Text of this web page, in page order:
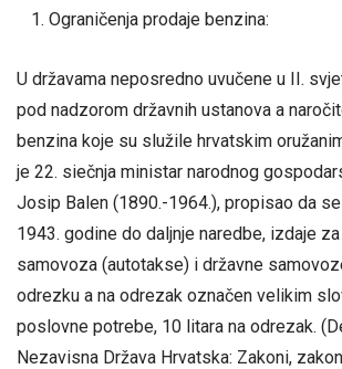
Ograničenja prodaje benzina:
U državama neposredno uvučene u II.
pod nadzorom državnih ustanova a
benzina koje su služile hrvatskim
je 22. siečnja ministar narodnog
Josip Balen (1890.-1964.), propisao da
1943. godine do daljnje naredbe, izdaje
samovoza (autotakse) i državne
odrezku a na odrezak označen velikim
poslovne potrebe, 10 litara na odrezak.
Nezavisna Država Hrvatska: Zakoni,